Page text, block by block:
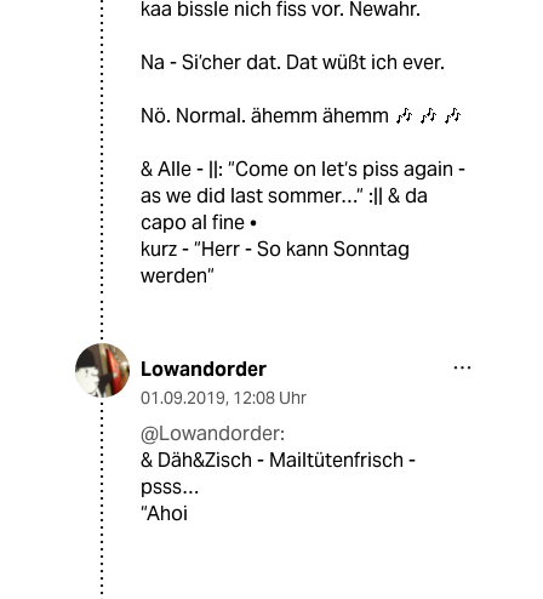
kaa bissle nich fiss vor. Newahr.
Na - Si’cher dat. Dat wüßt ich ever.
Nö. Normal. ähemm ähemm 🎶 🎶 🎶
& Alle - ||: “Come on let‘s piss again -
as we did last sommer…“ :|| & da
capo al fine •
kurz - “Herr - So kann Sonntag
werden“
Lowandorder
01.09.2019, 12:08 Uhr
@Lowandorder:
& Däh&Zisch - Mailtütenfrisch -
psss…
“Ahoi